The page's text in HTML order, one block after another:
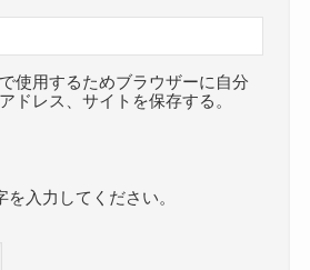
使用するためブラウザーに自分
ドレス、サイトを保存する。
を入力してください。